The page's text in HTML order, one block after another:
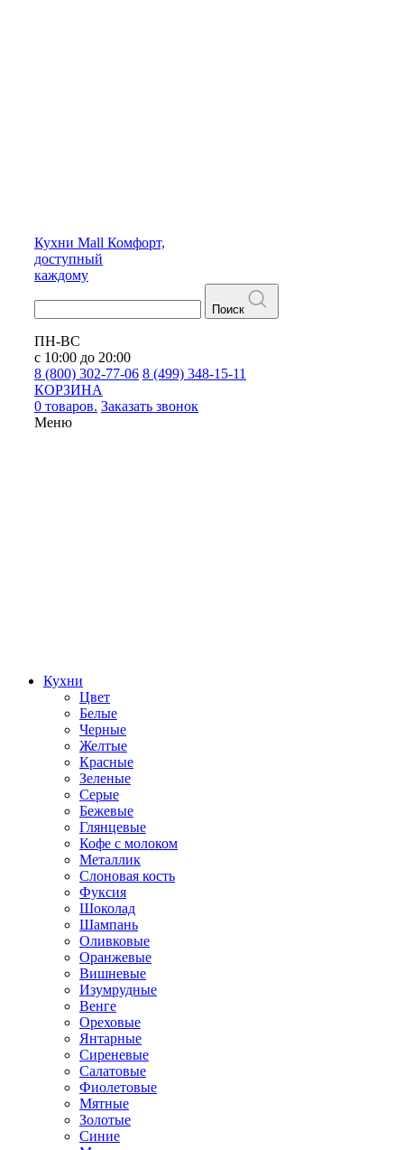
Кухни Mall Комфорт,
доступный
каждому
Поиск
ПН-ВС
с 10:00 до 20:00
8 (800) 302-77-06 8 (499) 348-15-11
КОРЗИНА
0 товаров. Заказать звонок
Меню
Кухни
Цвет
Белые
Черные
Желтые
Красные
Зеленые
Серые
Бежевые
Глянцевые
Кофе с молоком
Металлик
Слоновая кость
Фуксия
Шоколад
Шампань
Оливковые
Оранжевые
Вишневые
Изумрудные
Венге
Ореховые
Янтарные
Сиреневые
Салатовые
Фиолетовые
Мятные
Золотые
Синие